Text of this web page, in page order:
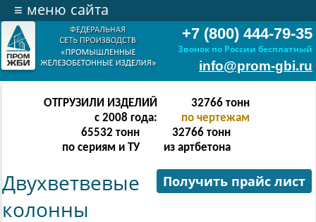
+7 (800) 444-79-35
Звонок по России бесплатный
info@prom-gbi.ru
≡ меню сайта
ОТГРУЗИЛИ ИЗДЕЛИЙ
с 2008 года:
131070тонн
по чертежам
238342 тонн
по сериям и ТУ
131070 тонн
из артбетона
Получить прайс лист
Двухветвевые
колонны